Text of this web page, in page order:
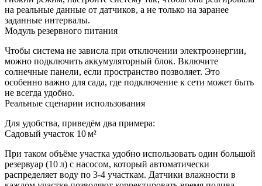
на реальные данные от датчиков, а не только на заранее
заданные интервалы.
Модуль резервного питания
Чтобы система не зависла при отключении электроэнергии,
можно подключить аккумуляторный блок. Включите
солнечные панели, если пространство позволяет. Это
особенно важно для сада, где подключение к сети может быть
не всегда удобно.
Реальные сценарии использования
Для удобства, приведём два примера:
Садовый участок 10 м²
При таком объёме участка удобно использовать один большой
резервуар (10 л) с насосом, который автоматически
распределяет воду по 3‑4 участкам. Датчики влажности в